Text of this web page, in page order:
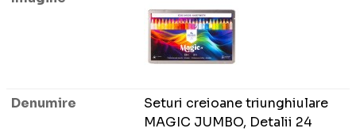
Seturi creioane triunghiulare
MAGIC JUMBO, Detalii 24